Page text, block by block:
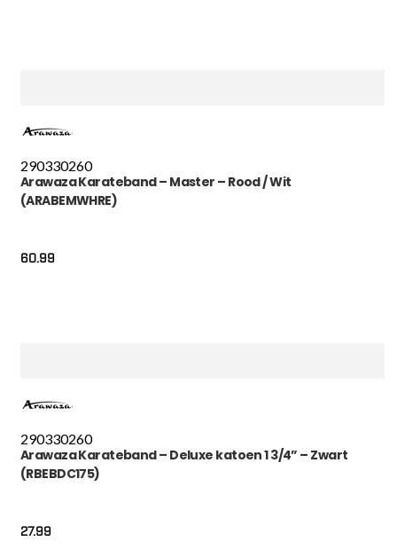
290330260
Arawaza Karateband – Master – Rood / Wit
(ARABEMWHRE)
60.99
290330260
Arawaza Karateband – Deluxe katoen 1 3/4” – Zwart
(RBEBDC175)
27.99